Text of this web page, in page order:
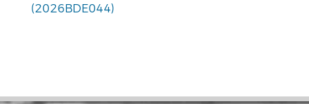
(2026BDE044)